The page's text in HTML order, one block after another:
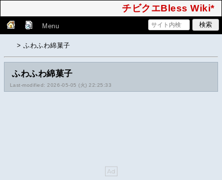
チビクエBless Wiki*
Menu
> ふわふわ綿菓子
ふわふわ綿菓子
Last-modified: 2026-05-05 (火) 22:25:33